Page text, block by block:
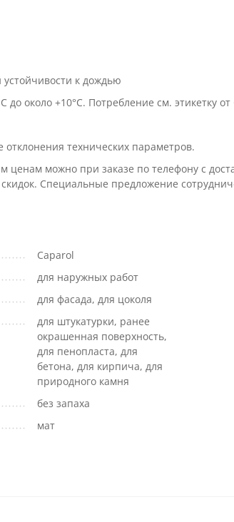
к дождью
до около +10°C. Потребление см. этикетку
технических параметров.
можно при заказе по телефону с
Специальные предложение
Caparol
для наружных работ
для фасада, для цоколя
для штукатурки, ранее
окрашенная поверхность,
для пенопласта, для
бетона, для кирпича, для
природного камня
без запаха
мат